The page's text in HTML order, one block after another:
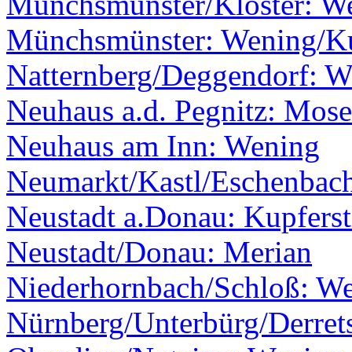
Münchsmünster: Wening/
Natternberg/Deggendorf:
Neuhaus a.d. Pegnitz:
Neuhaus am Inn: Wening
Neumarkt/Kastl/
Neustadt a.Donau:
Neustadt/Donau: Merian
Niederhornbach/Schloß:
Nürnberg/Unterbürg/